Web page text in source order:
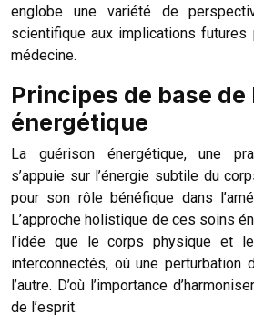
englobe une variété de
scientifique aux implications
médecine.
Principes de base
énergétique
La guérison énergétique, une
s’appuie sur l’énergie subtile du
pour son rôle bénéfique dans
L’approche holistique de ces soins
l’idée que le corps physique et
interconnectés, où une perturbation
l’autre. D’où l’importance
de l’esprit.